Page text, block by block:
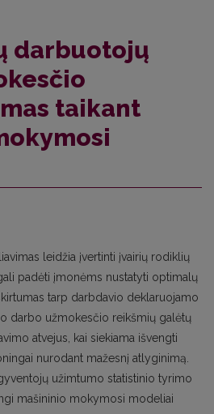
darbuotojų
taikant
leidžia įvertinti įvairių rodiklių
padėti įmonėms nustatyti optimalų
tarp darbdavio deklaruojamo
darbo užmokesčio reikšmių galėtų
atvejus, kai siekiama išvengti
nurodant mažesnį atlyginimą.
užimtumo statistinio tyrimo
mašininio mokymosi modeliai